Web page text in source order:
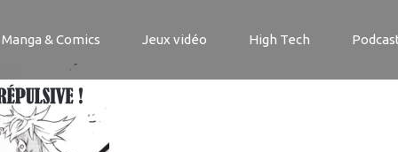
Manga & Comics Jeux vidéo High Tech
2020-08-31 à 15.43.27